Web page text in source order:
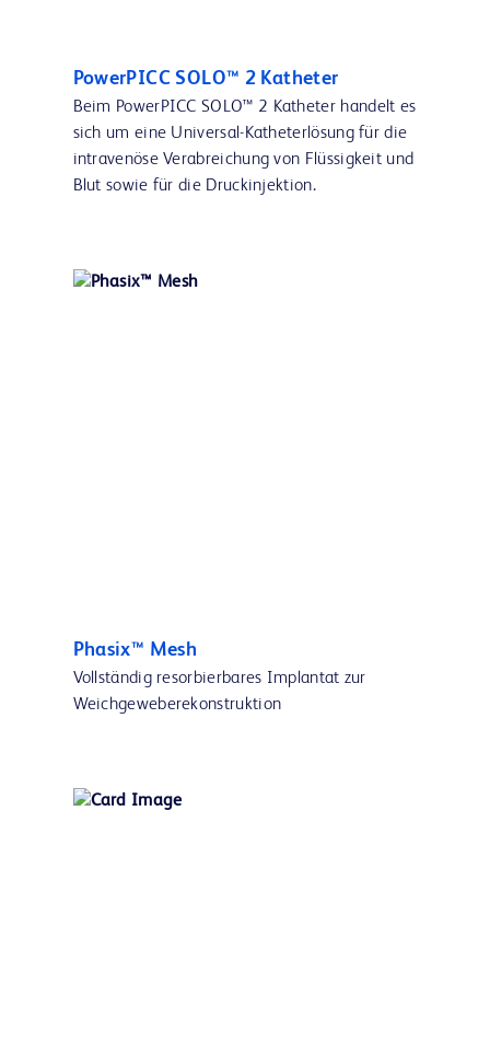
PowerPICC SOLO™ 2 Katheter
Beim PowerPICC SOLO™ 2 Katheter handelt es
sich um eine Universal-Katheterlösung für die
intravenöse Verabreichung von Flüssigkeit und
Blut sowie für die Druckinjektion.
Phasix™ Mesh
Vollständig resorbierbares Implantat zur
Weichgeweberekonstruktion